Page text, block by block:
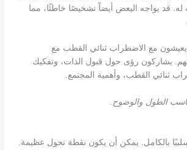
له. قد يواجه البعض أيضاً تشخيصًا خاطئًا، مما
مع الاضطراب ثنائي القطب مع
يشاركون رؤى حول قبول الذات، وتفكيك
ثنائي القطب، وأهمية المجتمع.
الطول والوضوح.
بالكامل. يمكن أن يكون نقطة تحول عظيمة.